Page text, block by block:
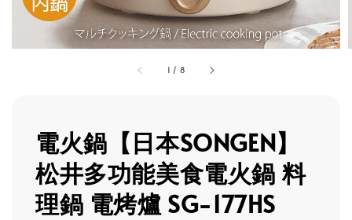
1 / 8
電火鍋【日本SONGEN】
松井多功能美食電火鍋 料
理鍋 電烤爐 SG-177HS